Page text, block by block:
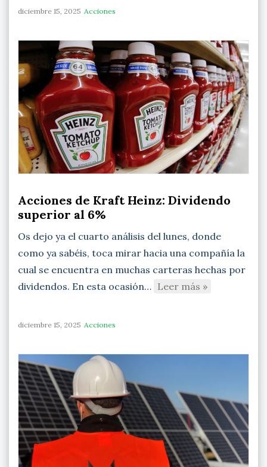
diciembre 15, 2025 Acciones
Acciones de Kraft Heinz: Dividendo
superior al 6%
Os dejo ya el cuarto análisis del lunes, donde
como ya sabéis, toca mirar hacia una compañía la
cual se encuentra en muchas carteras hechas por
dividendos. En esta ocasión… Leer más »
diciembre 15, 2025 Acciones